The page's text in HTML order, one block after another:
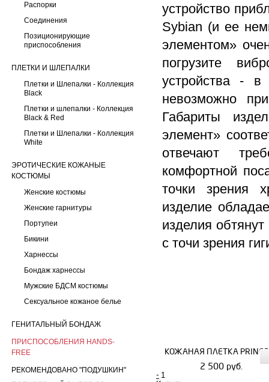
Распорки
Соединения
Позиционирующие
приспособления
ПЛЕТКИ И ШЛЕПАЛКИ
Плетки и Шлепалки - Коллекция
Black
Плетки и шлепалки - Коллекция
Black & Red
Плетки и Шлепалки - Коллекция
White
ЭРОТИЧЕСКИЕ КОЖАНЫЕ
КОСТЮМЫ
Женские костюмы
Женские гарнитуры
Портупеи
Бикини
Харнессы
Бондаж харнессы
Мужские БДСМ костюмы
Сексуальное кожаное белье
ГЕНИТАЛЬНЫЙ БОНДАЖ
ПРИСПОСОБЛЕНИЯ HANDS-
FREE
РЕКОМЕНДОВАНО "ПОДУШКИН"
устройство
Sybian (и ее
элементом»
погрузите
устройства - в
невозможно
Габариты
элемент»
отвечают
комфортной
точки зрения
изделие
изделия
с точи зрения
КОЖАНАЯ ПЛЕТКА
2 500 руб.
-